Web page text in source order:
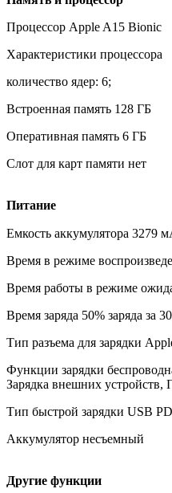
Процессор Apple A15 Bionic
Характеристики процессора
количество ядер: 6;
Встроенная память 128 ГБ
Оперативная память 6 ГБ
Слот для карт памяти нет
Питание
Емкость аккумулятора 3279
Время в режиме
Время работы в режиме
Время заряда 50% заряда за
Тип разъема для зарядки
Функции зарядки
Зарядка внешних устройств,
Тип быстрой зарядки USB
Аккумулятор несъемный
Другие функции